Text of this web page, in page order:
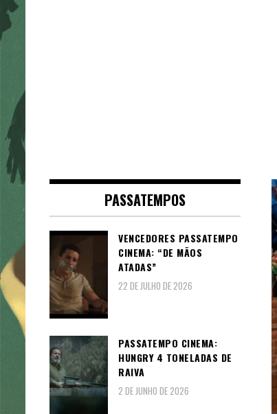
PASSATEMPOS
VENCEDORES PASSATEMPO
CINEMA: “DE MÃOS
ATADAS”
22 DE JULHO DE 2026
PASSATEMPO CINEMA:
HUNGRY 4 TONELADAS DE
RAIVA
2 DE JUNHO DE 2026